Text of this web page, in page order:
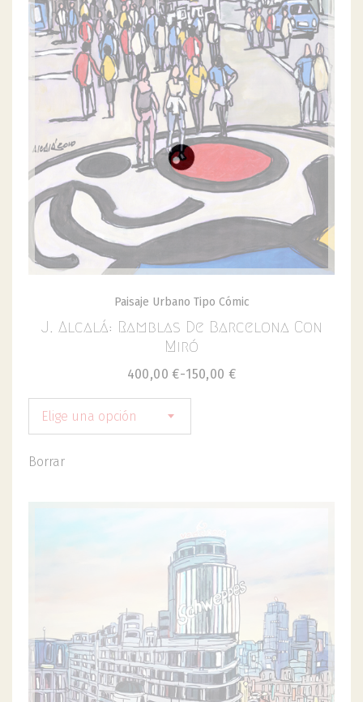
Paisaje Urbano Tipo Cómic
J. Alcalá: Ramblas De Barcelona Con
Miró
150,00 €
-
400,00 €
Elige una opción
Borrar